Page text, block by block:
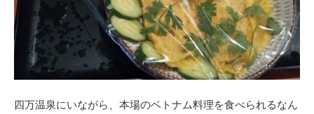
四万温泉にいながら、本場のベトナム料理を食べられるなん